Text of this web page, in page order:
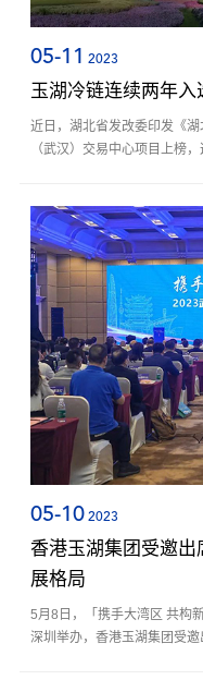
05-11 2023
玉湖冷链连续两年入
近日，湖北省发改委印发《
（武汉）交易中心项目上榜
05-10 2023
香港玉湖集团受邀
展格局
5月8日，「携手大湾区 共构
深圳举办，香港玉湖集团受